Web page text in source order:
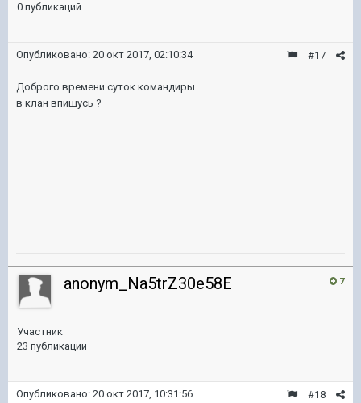
0 публикаций
#17
Опубликовано: 20 окт 2017, 02:10:34
Доброго времени суток командиры .
в клан впишусь ?
7
anonym_Na5trZ30e58E
Участник
23 публикации
#18
Опубликовано: 20 окт 2017, 10:31:56